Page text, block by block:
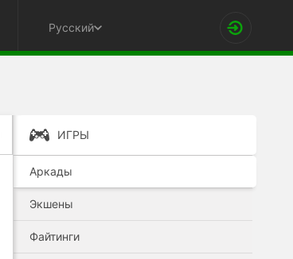
Русский
ИГРЫ
Аркады
Экшены
Файтинги